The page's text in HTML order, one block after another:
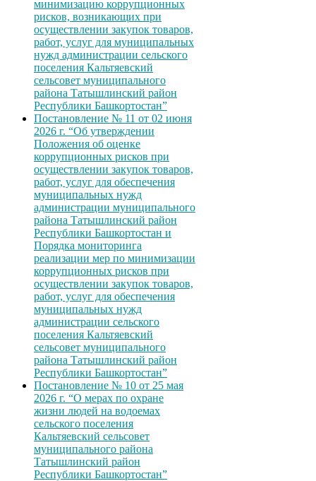
минимизацию коррупционных
рисков, возникающих при
осуществлении закупок товаров,
работ, услуг для муниципальных
нужд администрации сельского
поселения Кальтяевский
сельсовет муниципального
района Татышлинский район
Республики Башкортостан”
Постановление № 11 от 02 июня
2026 г. “Об утверждении
Положения об оценке
коррупционных рисков при
осуществлении закупок товаров,
работ, услуг для обеспечения
муниципальных нужд
администрации муниципального
района Татышлинский район
Республики Башкортостан и
Порядка мониторинга
реализации мер по минимизации
коррупционных рисков при
осуществлении закупок товаров,
работ, услуг для обеспечения
муниципальных нужд
администрации сельского
поселения Кальтяевский
сельсовет муниципального
района Татышлинский район
Республики Башкортостан”
Постановление № 10 от 25 мая
2026 г. “О мерах по охране
жизни людей на водоемах
сельского поселения
Кальтяевский сельсовет
муниципального района
Татышлинский район
Республики Башкортостан”